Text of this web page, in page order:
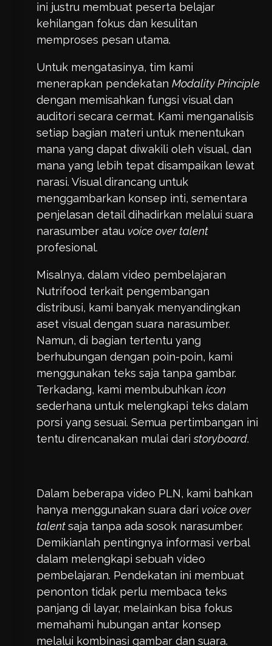
ini justru membuat peserta belajar
kehilangan fokus dan kesulitan
memproses pesan utama.
Untuk mengatasinya, tim kami
menerapkan pendekatan Modality Principle
dengan memisahkan fungsi visual dan
auditori secara cermat. Kami menganalisis
setiap bagian materi untuk menentukan
mana yang dapat diwakili oleh visual, dan
mana yang lebih tepat disampaikan lewat
narasi. Visual dirancang untuk
menggambarkan konsep inti, sementara
penjelasan detail dihadirkan melalui suara
narasumber atau voice over talent
profesional.
Misalnya, dalam video pembelajaran
Nutrifood terkait pengembangan
distribusi, kami banyak menyandingkan
aset visual dengan suara narasumber.
Namun, di bagian tertentu yang
berhubungan dengan poin-poin, kami
menggunakan teks saja tanpa gambar.
Terkadang, kami membubuhkan icon
sederhana untuk melengkapi teks dalam
porsi yang sesuai. Semua pertimbangan ini
tentu direncanakan mulai daristoryboard.
Dalam beberapa video PLN, kami bahkan
hanya menggunakan suara dari voice over
talentsaja tanpa ada sosok narasumber.
Demikianlah pentingnya informasi verbal
dalam melengkapi sebuah video
pembelajaran. Pendekatan ini membuat
penonton tidak perlu membaca teks
panjang di layar, melainkan bisa fokus
memahami hubungan antar konsep
melalui kombinasi gambar dan suara.